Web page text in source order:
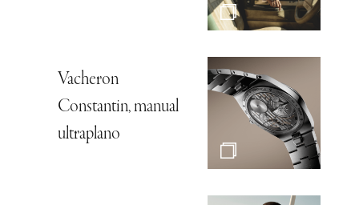
Vacheron
Constantin, manual
ultraplano